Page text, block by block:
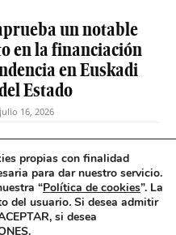
un notable
en la financiación
en Euskadi
Estado
julio 16, 2026
teleasistencia
un nuevo
mensajes de voz
excepcionales
propias con finalidad
para dar nuestro servicio.
“Política de cookies”. La
del usuario. Si desea admitir
si desea